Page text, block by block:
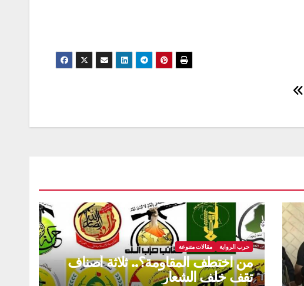
حرب الرواية مقالات متنوعة
من اختطف المقاومة؟.. ثلاثة أصناف
تقف خلف الشعار